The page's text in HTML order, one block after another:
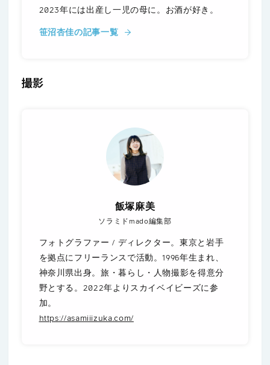
2023年には出産し一児の母に。お酒が好き。
笹沼杏佳の記事一覧
撮影
飯塚麻美
ソラミドmado編集部
フォトグラファー / ディレクター。東京と岩手
を拠点にフリーランスで活動。1996年生まれ、
神奈川県出身。旅・暮らし・人物撮影を得意分
野とする。2022年よりスカイベイビーズに参
加。
https://asamiiizuka.com/